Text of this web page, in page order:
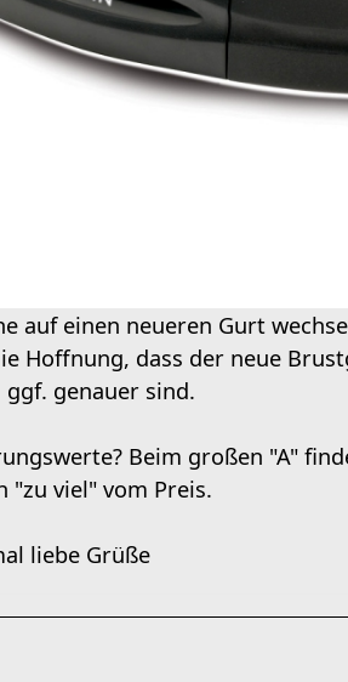
auf einen neueren Gurt
Hoffnung, dass der neue
genauer sind.
Beim großen "A"
"zu viel" vom Preis.
liebe Grüße